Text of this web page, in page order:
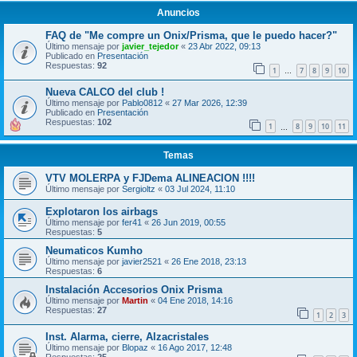
Anuncios
FAQ de "Me compre un Onix/Prisma, que le puedo hacer?"
Último mensaje por javier_tejedor« 23 Abr 2022, 09:13
Publicado en Presentación
Respuestas: 92 1 … 7 8 9 10
Nueva CALCO del club !
Último mensaje por Pablo0812 « 27 Mar 2026, 12:39
Publicado en Presentación
Respuestas: 102 1 8 9 10 11
Temas
VTV MOLERPA y FJDema ALINEACION !!!!
Último mensaje por Sergioltz « 03 Jul 2024, 11:10
Explotaron los airbags
Último mensaje por fer41 « 26 Jun 2019, 00:55
Respuestas: 5
Neumaticos Kumho
Último mensaje por javier2521 « 26 Ene 2018, 23:13
Respuestas: 6
Instalación Accesorios Onix Prisma
Último mensaje por Martin « 04 Ene 2018, 14:16
Respuestas: 27 1 2 3
Inst. Alarma, cierre, Alzacristales
Último mensaje por Blopaz « 16 Ago 2017, 12:48